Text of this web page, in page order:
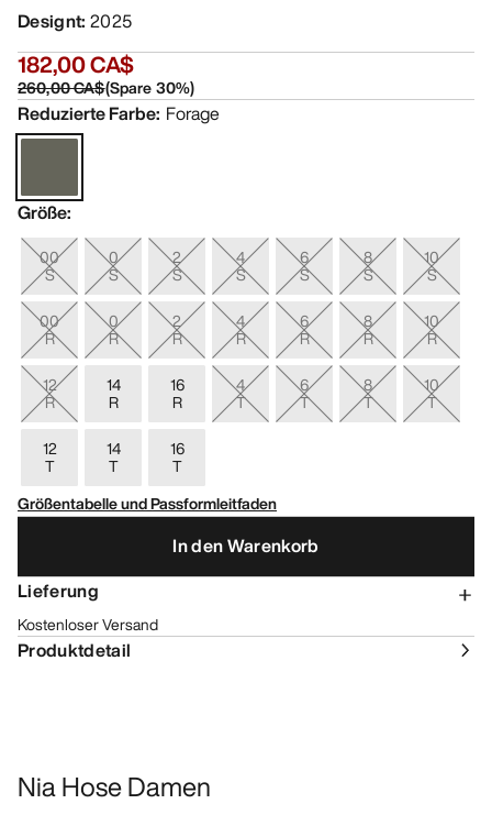
Designt: 2025
182,00 CA$
260,00 CA$(Spare30%)
Reduzierte Farbe: Forage
Größe:
00
S
0
S
2
S
4
S
6
S
8
S
10
S
00
R
0
R
2
R
4
R
6
R
8
R
10
R
12
R
14
R
16
R
4
T
6
T
8
T
10
T
12
T
14
T
16
T
Größentabelle und Passformleitfaden
In den Warenkorb
Lieferung
Kostenloser Versand
Produktdetail
Nia Hose Damen